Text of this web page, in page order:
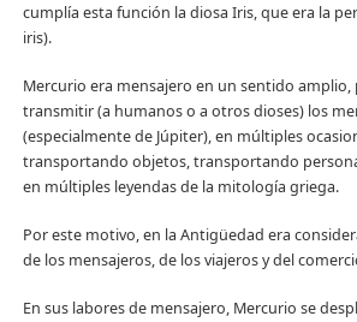
cumplía esta función la diosa Iris, que era la
iris).
Mercurio era mensajero en un sentido amplio,
transmitir (a humanos o a otros dioses) los
(especialmente de Júpiter), en múltiples
transportando objetos, transportando
en múltiples leyendas de la mitología griega.
Por este motivo, en la Antigüedad era
de los mensajeros, de los viajeros y del
En sus labores de mensajero, Mercurio se